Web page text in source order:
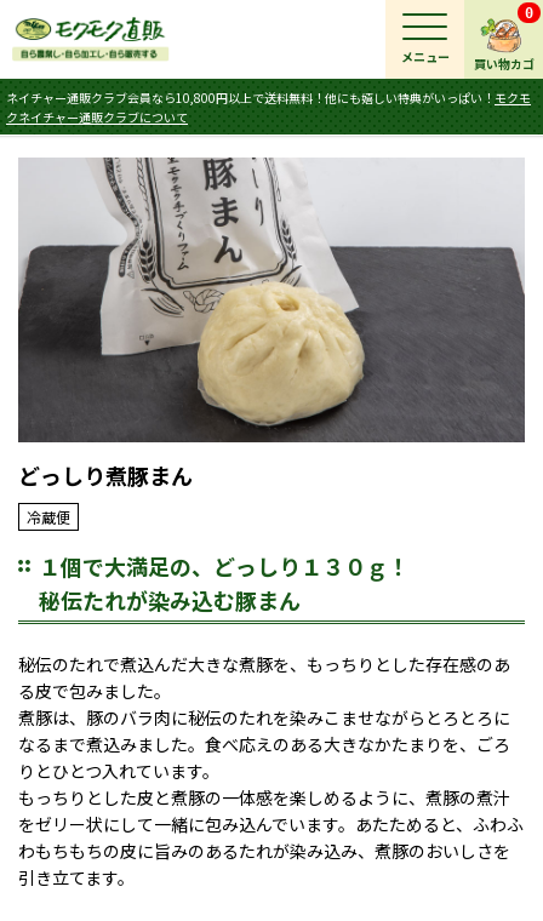
買い物カゴ
0
ネイチャー通販クラブ会員なら10,800円以上で送料無料！他にも嬉しい特典がいっぱい！ モクモ
クネイチャー通販クラブについて
メニュー
どっしり煮豚まん
冷蔵便
１個で大満足の、どっしり１３０ｇ！
秘伝たれが染み込む豚まん
秘伝のたれで煮込んだ大きな煮豚を、もっちりとした存在感のあ
る皮で包みました。
煮豚は、豚のバラ肉に秘伝のたれを染みこませながらとろとろに
なるまで煮込みました。食べ応えのある大きなかたまりを、ごろ
りとひとつ入れています。
もっちりとした皮と煮豚の一体感を楽しめるように、煮豚の煮汁
をゼリー状にして一緒に包み込んでいます。あたためると、ふわふ
わもちもちの皮に旨みのあるたれが染み込み、煮豚のおいしさを
引き立てます。